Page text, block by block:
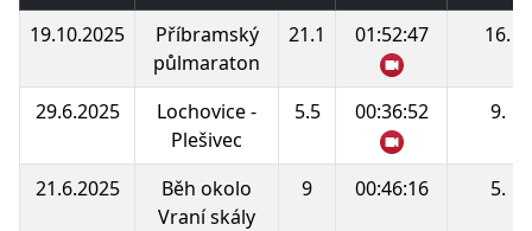
19.10.2025
Příbramský
půlmaraton
21.1 01:52:47 16.
29.6.2025
Lochovice -
Plešivec
5.5 00:36:52 9.
21.6.2025
Běh okolo
Vraní skály
9 00:46:16 5.